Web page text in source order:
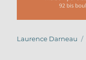
Auteur
Laurence Darneau